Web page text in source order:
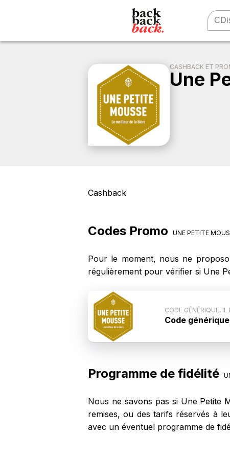
CASHBACK ET
Une
Cashback
Codes Promo UNE PETITE
Pour le moment, nous ne
régulièrement pour vérifier si Une
CODE GÉNÉRIQUE,
Code
Mousse n'est
Mousse.
Programme de fidélité
Nous ne savons pas si Une Petite
remises, ou des tarifs réservés à
avec un éventuel programme de